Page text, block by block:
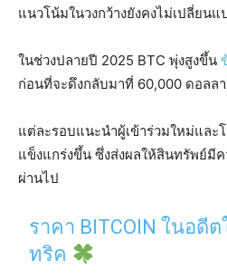
แนวโน้มในวงกว้างยังคงไม่เปลี่ยนแ
ในช่วงปลายปี 2025 BTC พุ่งสูงขึ้น
ก่อนที่จะดึงกลับมาที่ 60,000 ดอลล
แต่ละรอบแนะนำผู้เข้าร่วมใหม่และ
แข็งแกร่งขึ้น ซึ่งส่งผลให้สินทรัพย์มี
ผ่านไป
ราคา BITCOIN ในอดี
ทริค